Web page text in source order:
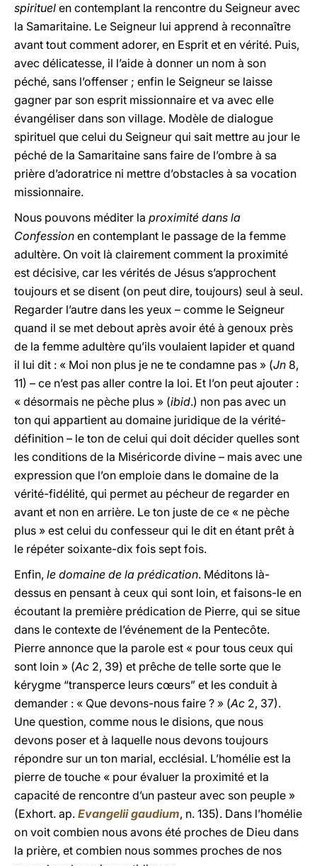
spirituel en contemplant la rencontre du Seigneur avec
la Samaritaine. Le Seigneur lui apprend à reconnaître
avant tout comment adorer, en Esprit et en vérité. Puis,
avec délicatesse, il l’aide à donner un nom à son
péché, sans l’offenser ; enfin le Seigneur se laisse
gagner par son esprit missionnaire et va avec elle
évangéliser dans son village. Modèle de dialogue
spirituel que celui du Seigneur qui sait mettre au jour le
péché de la Samaritaine sans faire de l’ombre à sa
prière d’adoratrice ni mettre d’obstacles à sa vocation
missionnaire.
Nous pouvons méditer la proximité dans la
Confession en contemplant le passage de la femme
adultère. On voit là clairement comment la proximité
est décisive, car les vérités de Jésus s’approchent
toujours et se disent (on peut dire, toujours) seul à seul.
Regarder l’autre dans les yeux – comme le Seigneur
quand il se met debout après avoir été à genoux près
de la femme adultère qu’ils voulaient lapider et quand
il lui dit : « Moi non plus je ne te condamne pas » (Jn 8,
11) – ce n’est pas aller contre la loi. Et l’on peut ajouter :
« désormais ne pèche plus » (ibid.) non pas avec un
ton qui appartient au domaine juridique de la vérité-
définition – le ton de celui qui doit décider quelles sont
les conditions de la Miséricorde divine – mais avec une
expression que l’on emploie dans le domaine de la
vérité-fidélité, qui permet au pécheur de regarder en
avant et non en arrière. Le ton juste de ce « ne pèche
plus » est celui du confesseur qui le dit en étant prêt à
le répéter soixante-dix fois sept fois.
Enfin, le domaine de la prédication. Méditons là-
dessus en pensant à ceux qui sont loin, et faisons-le en
écoutant la première prédication de Pierre, qui se situe
dans le contexte de l’événement de la Pentecôte.
Pierre annonce que la parole est « pour tous ceux qui
sont loin » (Ac 2, 39) et prêche de telle sorte que le
kérygme “transperce leurs cœurs” et les conduit à
demander : « Que devons-nous faire ? » (Ac 2, 37).
Une question, comme nous le disions, que nous
devons poser et à laquelle nous devons toujours
répondre sur un ton marial, ecclésial. L’homélie est la
pierre de touche « pour évaluer la proximité et la
capacité de rencontre d’un pasteur avec son peuple »
(Exhort. ap. Evangelii gaudium, n. 135). Dans l’homélie
on voit combien nous avons été proches de Dieu dans
la prière, et combien nous sommes proches de nos